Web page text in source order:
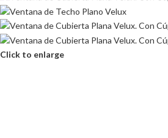
Click to enlarge